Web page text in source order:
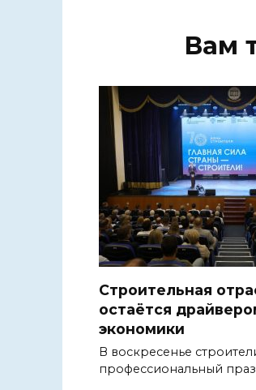
Вам
Строительная
остаётся
экономики
В воскресенье
профессиональный